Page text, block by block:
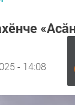
- 14:08